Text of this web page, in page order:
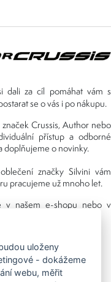
dali za cíl pomáhat vám s
se o vás i po nákupu.
Crussis, Author nebo
přístup a odborné
doplňujeme o novinky.
značky Silvini vám
pracujeme už mnoho let.
v našem e-shopu nebo v
středisko) URAN.
uloženy
- dokážeme
webu, měřit